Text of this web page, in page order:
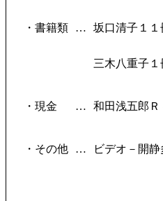
・書籍類 … 坂口清子１
三木八重子
・現金 … 和田浅五郎Ｒ
・その他 … ビデオ－開